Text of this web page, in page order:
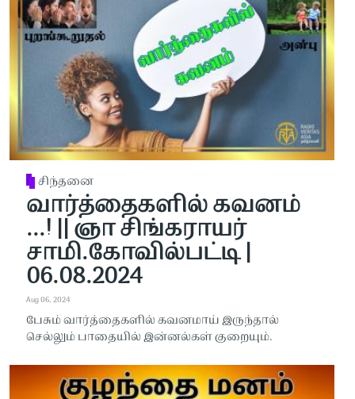
சிந்தனை
வார்த்தைகளில் கவனம்
...! || ஞா சிங்கராயர்
சாமி.கோவில்பட்டி |
06.08.2024
Aug 06, 2024
பேசும் வார்த்தைகளில் கவனமாய் இருந்தால்
செல்லும் பாதையில் இன்னல்கள் குறையும்.